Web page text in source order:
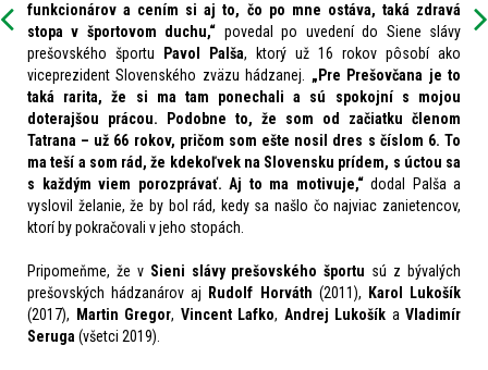
funkcionárov a cením si aj to, čo po mne ostáva, taká zdravá
stopa v športovom duchu,“ povedal po uvedení do Siene slávy
prešovského športu
Pavol Palša, ktorý už 16 rokov pôsobí ako
viceprezident Slovenského zväzu hádzanej. „Pre Prešovčana je to
taká rarita, že si ma tam ponechali a sú spokojní s mojou
doterajšou prácou. Podobne to, že som od začiatku členom
Tatrana – už 66 rokov, pričom som ešte nosil dres s číslom 6. To
ma teší a som rád, že kdekoľvek na Slovensku prídem, s úctou sa
s každým viem porozprávať. Aj to ma motivuje,“ dodal Palša a
vyslovil želanie, že by bol rád, kedy sa našlo čo najviac zanietencov,
ktorí by pokračovali v jeho stopách.
Pripomeňme, že v Sieni slávy prešovského športu sú z bývalých
prešovských hádzanárov aj
Rudolf Horváth (2011),
Karol Lukošík
(2017),
Martin Gregor, Vincent Lafko, Andrej Lukošík a Vladimír
Seruga (všetci 2019).